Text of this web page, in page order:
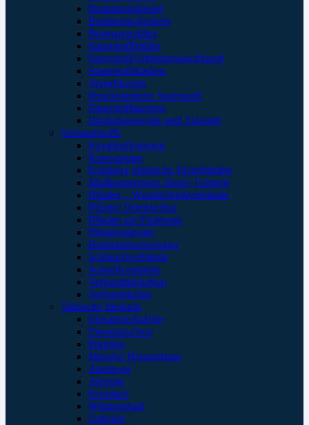
Beatmungsbeutel
Beatmungsmasken
Beatmungsfilter
Sauerstoffbrillen
Sauerstoffverbindungsschlauch
Sauerstoffmasken
Verneblersets
Druckminderer Sauerstoff
Sauerstofftaschen
Inhalationsgeräte und Zubehör
Verbandstoffe
Kanülenfixierung
Kinesoptape
Kohäsive elastische Fixierbinden
Mullkompressen Steril / Unsteril
Pflaster – Wundschnellverbände
Pflaster Detektierbar
Pflaster zur Fixierung
Pflasterspender
Replantatversorgung
Schlauchverbände
Schnellverbände
Verbandpäckchen
Verbandtücher
Taktische Medizin
Einsatzrucksäcke
Einsatztaschen
Pouches
Massive Hemorrhage
Atemweg
Atmung
Kreislauf
Wärmeerhalt
Zubehör